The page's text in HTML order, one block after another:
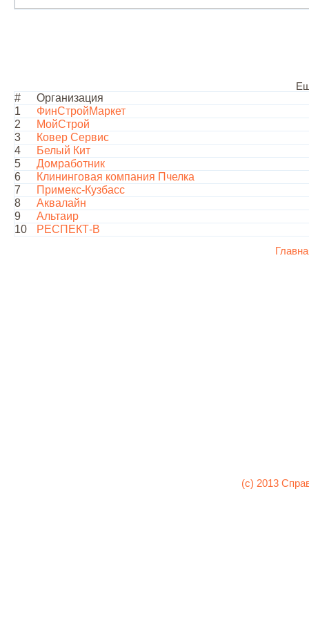
#
Организация
1
ФинСтройМаркет
2
МойСтрой
3
Ковер Сервис
4
Белый Кит
5
Домработник
6
Клининговая компания Пчелка
7
Примекс-Кузбасс
8
Аквалайн
9
Альтаир
10
РЕСПЕКТ-В
(c) 2013